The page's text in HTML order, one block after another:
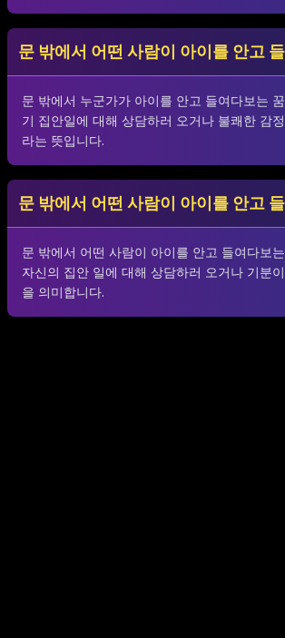
문 밖에서 어떤 사람이 아이를 안고
문 밖에서 누군가가 아이를 안고 들여다보는
기 집안일에 대해 상담하러 오거나 불쾌한 감
라는 뜻입니다.
문 밖에서 어떤 사람이 아이를 안고
문 밖에서 어떤 사람이 아이를 안고 들여다보
자신의 집안 일에 대해 상담하러 오거나 기분
을 의미합니다.